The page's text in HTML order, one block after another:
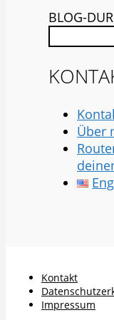
BLOG-
Über
Kontakt
Impressum